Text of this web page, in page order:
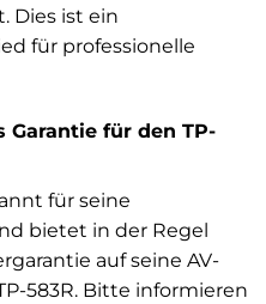
Dies ist ein
für professionelle
Garantie für den TP-
für seine
bietet in der Regel
auf seine AV-
583R. Bitte informieren